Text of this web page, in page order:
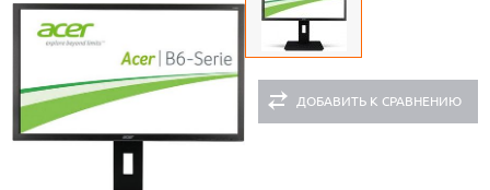
ДОБАВИТЬ К СРАВНЕНИЮ